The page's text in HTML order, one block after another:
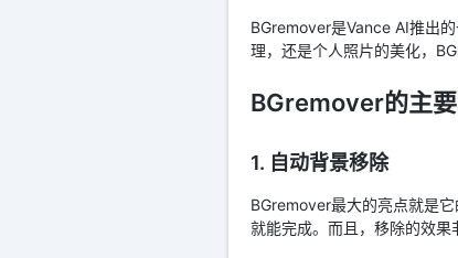
BGremover是Vance AI推出
理，还是个人照片的美化，
BGremover的主
1. 自动背景移除
BGremover最大的亮点就是
就能完成。而且，移除的效果